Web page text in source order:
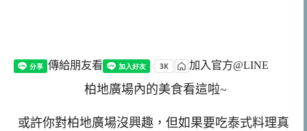
傳給朋友看 加入官方@LINE
柏地廣場內的美食看這啦~
或許你對柏地廣場沒興趣，但如果要吃泰式料理真